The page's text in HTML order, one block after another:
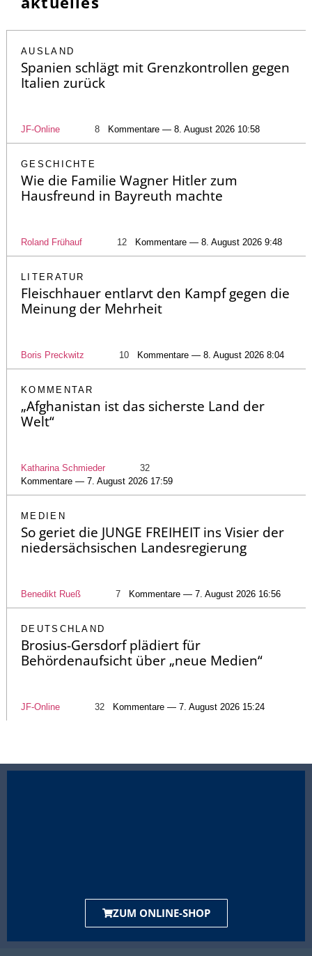
AUSLAND
Spanien schlägt mit Grenzkontrollen gegen
Italien zurück
JF-Online 8 Kommentare — 8. August 2026 10:58
GESCHICHTE
Wie die Familie Wagner Hitler zum
Hausfreund in Bayreuth machte
Roland Frühauf 12 Kommentare — 8. August 2026 9:48
LITERATUR
Fleischhauer entlarvt den Kampf gegen die
Meinung der Mehrheit
Boris Preckwitz 10 Kommentare — 8. August 2026 8:04
KOMMENTAR
„Afghanistan ist das sicherste Land der
Welt“
Katharina Schmieder
32
Kommentare — 7. August 2026 17:59
MEDIEN
So geriet die JUNGE FREIHEIT ins Visier der
niedersächsischen Landesregierung
Benedikt Rueß 7 Kommentare — 7. August 2026 16:56
DEUTSCHLAND
Brosius-Gersdorf plädiert für
Behördenaufsicht über „neue Medien“
JF-Online 32 Kommentare — 7. August 2026 15:24
ZUM ONLINE-SHOP